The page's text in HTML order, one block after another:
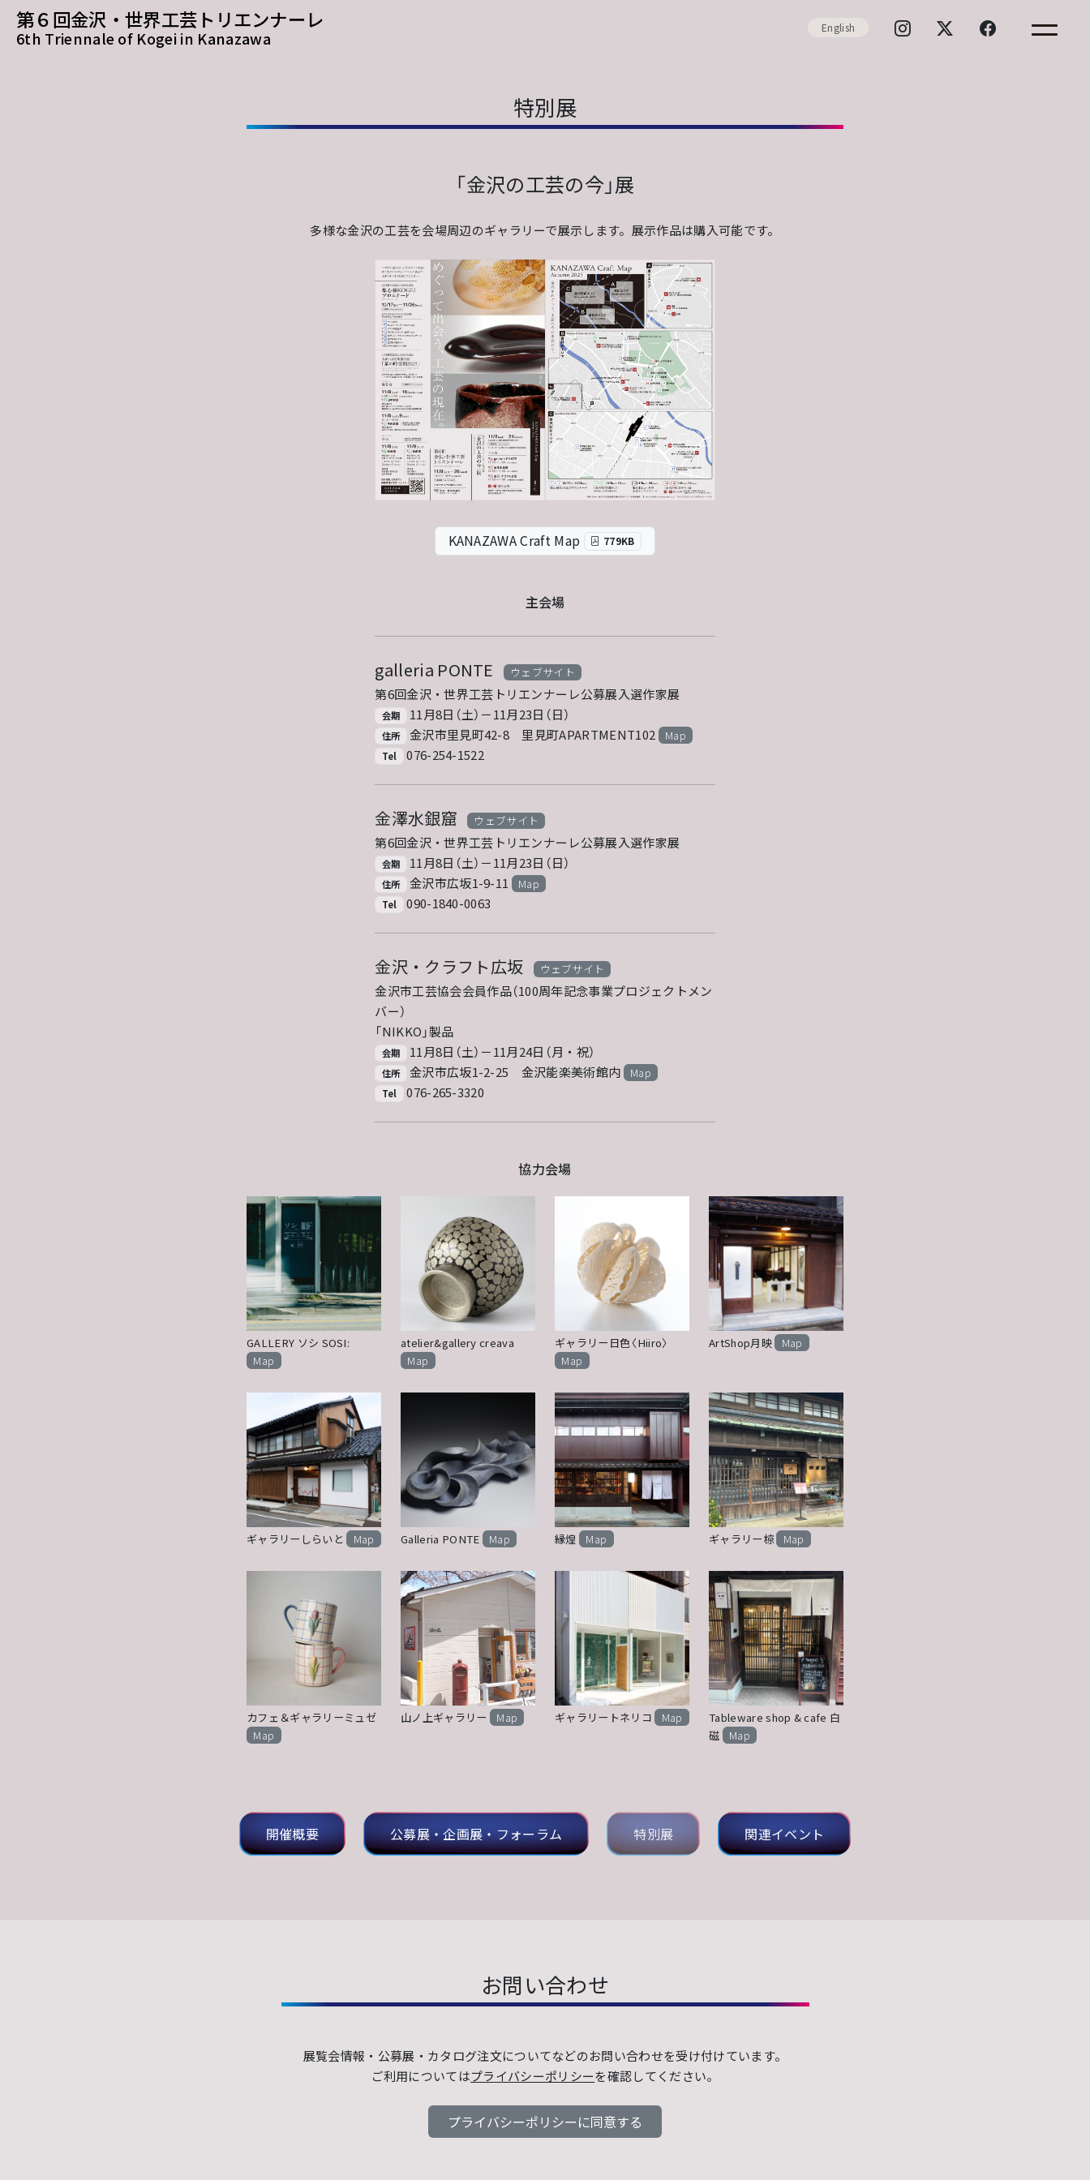
第６回金沢・世界工芸トリエンナーレ
6th Triennale of Kogei in Kanazawa
English
特別展
「金沢の工芸の今」展
多様な金沢の工芸を会場周辺のギャラリーで展示します。展示作品は購入可能です。
KANAZAWA Craft Map 779KB
主会場
galleria PONTE ウェブサイト
第6回金沢・世界工芸トリエンナーレ公募展入選作家展
会期 11月8日（土）－11月23日（日）
住所 金沢市里見町42-8 里見町APARTMENT102 Map
Tel 076-254-1522
金澤水銀窟 ウェブサイト
第6回金沢・世界工芸トリエンナーレ公募展入選作家展
会期 11月8日（土）－11月23日（日）
住所 金沢市広坂1-9-11 Map
Tel 090-1840-0063
金沢・クラフト広坂 ウェブサイト
金沢市工芸協会会員作品（100周年記念事業プロジェクトメン
バー）
「NIKKO」製品
会期 11月8日（土）－11月24日（月・祝）
住所 金沢市広坂1-2-25 金沢能楽美術館内 Map
Tel 076-265-3320
協力会場
GALLERY ソシ SOSI:
Map
atelier&gallery creava
Map
ギャラリー日色〈Hiiro〉
Map
ArtShop月映 Map
ギャラリーしらいと Map Galleria PONTE Map 縁煌 Map ギャラリー椋 Map
カフェ＆ギャラリーミュゼ
Map
山ノ上ギャラリー Map ギャラリートネリコ Map
Tableware shop & cafe 白
磁
Map
開催概要 公募展・企画展・フォーラム 特別展 関連イベント
お問い合わせ
展覧会情報・公募展・カタログ注文についてなどのお問い合わせを受け付けています。
ご利用についてはプライバシーポリシーを確認してください。
プライバシーポリシーに同意する